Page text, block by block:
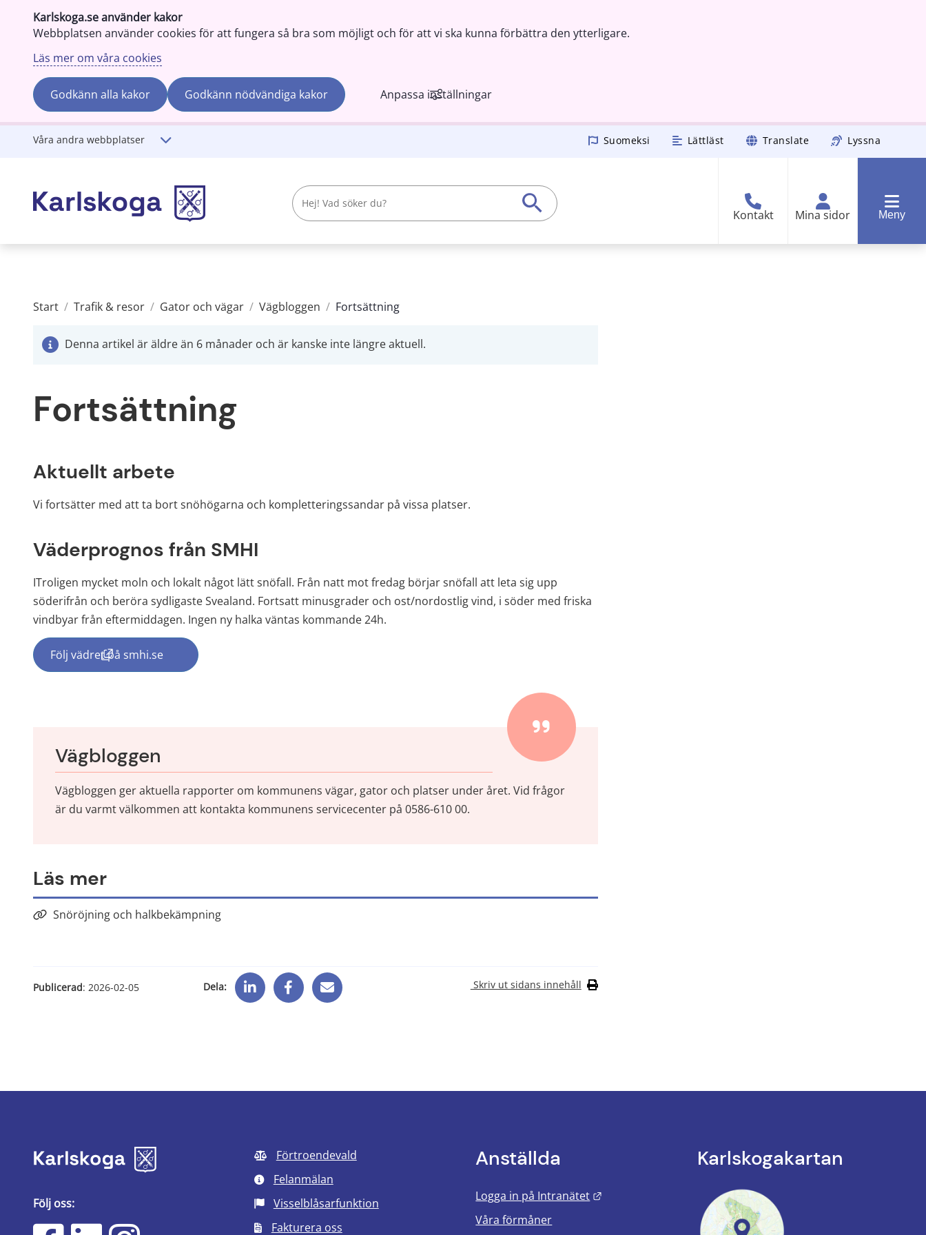
Karlskoga.se använder kakor
Webbplatsen använder cookies för att fungera så bra som möjligt och för att vi ska kunna förbättra den ytterligare.
Läs mer om våra cookies
Godkänn alla kakor Godkänn nödvändiga kakor Anpassa inställningar
Gå till innehåll
Våra andra webbplatser Suomeksi Lättläst Translate Lyssna
Kontakt Mina sidor Meny
Start / Trafik & resor / Gator och vägar / Vägbloggen / Fortsättning
Denna artikel är äldre än 6 månader och är kanske inte längre aktuell.
Fortsättning
Aktuellt arbete
Vi fortsätter med att ta bort snöhögarna och kompletteringssandar på vissa platser.
Väderprognos från SMHI
ITroligen mycket moln och lokalt något lätt snöfall. Från natt mot fredag börjar snöfall att leta sig upp
söderifrån och beröra sydligaste Svealand. Fortsatt minusgrader och ost/nordostlig vind, i söder med friska
vindbyar från eftermiddagen. Ingen ny halka väntas kommande 24h.
Följ vädret på smhi.se(länk till annan webbplats, öppnas i nytt fönster)
Vägbloggen
Vägbloggen ger aktuella rapporter om kommunens vägar, gator och platser under året. Vid frågor
är du varmt välkommen att kontakta kommunens servicecenter på 0586-610 00.
Läs mer
Snöröjning och halkbekämpning
Publicerad: 2026-02-05 Dela: Skriv ut sidans innehåll
Följ oss:
Förtroendevald
Felanmälan
Visselblåsarfunktion
Fakturera oss
Anställda
Logga in på Intranätet
Länk till annan webbplats.
Våra förmåner
Karlskoga­kartan